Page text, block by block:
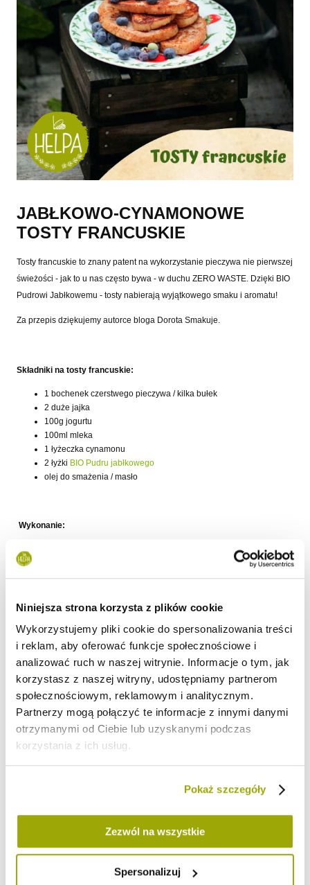
Niniejsza strona korzysta z plików cookie
Wykorzystujemy pliki cookie do spersonalizowania treści
i reklam, aby oferować funkcje społecznościowe i
analizować ruch w naszej witrynie. Informacje o tym, jak
korzystasz z naszej witryny, udostępniamy partnerom
społecznościowym, reklamowym i analitycznym.
Partnerzy mogą połączyć te informacje z innymi danymi
otrzymanymi od Ciebie lub uzyskanymi podczas
korzystania z ich usług.
Pokaż szczegóły
Zezwól na wszystkie
Spersonalizuj
JABŁKOWO-CYNAMONOWE
TOSTY FRANCUSKIE
Tosty francuskie to znany patent na wykorzystanie pieczywa nie pierwszej
świeżości - jak to u nas często bywa - w duchu ZERO WASTE. Dzięki BIO
Pudrowi Jabłkowemu - tosty nabierają wyjątkowego smaku i aromatu!
Za przepis dziękujemy autorce bloga Dorota Smakuje.
Składniki na tosty francuskie:
1 bochenek czerstwego pieczywa / kilka bułek
2 duże jajka
100g jogurtu
100ml mleka
1 łyżeczka cynamonu
2 łyżki BIO Pudru jabłkowego
olej do smażenia / masło
Wykonanie:
W głębokim talerzu rozbijamy jajka i mieszamy je widelcem.
Do jajek dodajemy jogurt, BIO Puder jabłkowy, cynamon i
dokładnie mieszamy.
Rozgrzewamy patelnię.
W jajecznej mieszance moczymy kawałki chleba i smażymy na
rozgrzanej patelni z niewielką ilością oleju.
Smażymy na złoto z obu stron do lekkiego przyrumienienia.
Podajemy z dowolnymi dodatkami.
#Łyżka Smaku #Puder Jabłkowy
KOMENTARZE DO WPISU (0)
Komentarz: